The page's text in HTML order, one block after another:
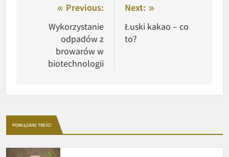
Nawigacja
wpisu
Previous:
Wykorzystanie
odpadów z
browarów w
biotechnologii
Next:
Łuski kakao – co
to?
POWIĄZANE TREŚCI